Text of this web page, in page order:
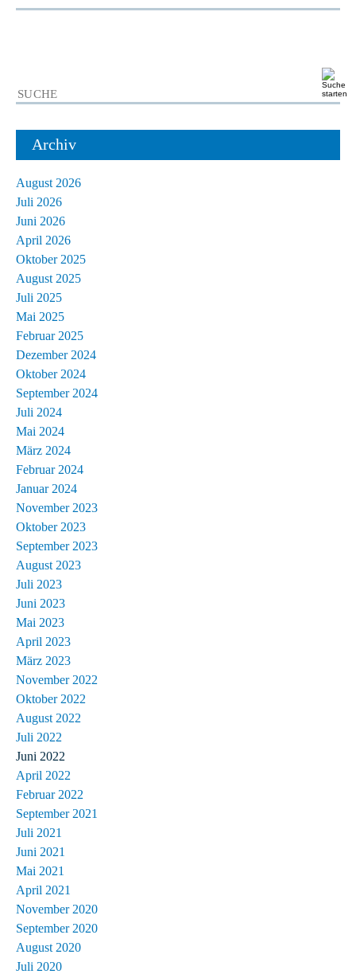
Archiv
August 2026
Juli 2026
Juni 2026
April 2026
Oktober 2025
August 2025
Juli 2025
Mai 2025
Februar 2025
Dezember 2024
Oktober 2024
September 2024
Juli 2024
Mai 2024
März 2024
Februar 2024
Januar 2024
November 2023
Oktober 2023
September 2023
August 2023
Juli 2023
Juni 2023
Mai 2023
April 2023
März 2023
November 2022
Oktober 2022
August 2022
Juli 2022
Juni 2022
April 2022
Februar 2022
September 2021
Juli 2021
Juni 2021
Mai 2021
April 2021
November 2020
September 2020
August 2020
Juli 2020